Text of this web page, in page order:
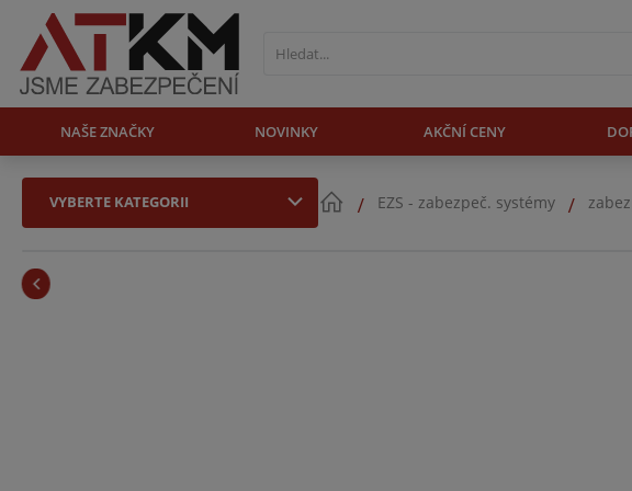
NAŠE ZNAČKY NOVINKY AKČNÍ CENY
VYBERTE KATEGORII EZS - zabezpeč. systémy